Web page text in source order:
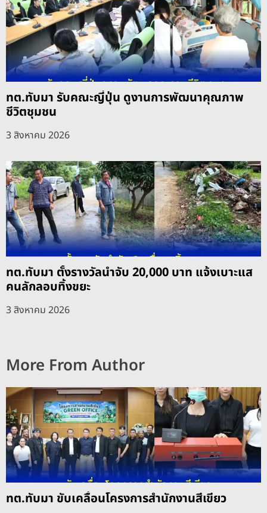
ทต.ทับมา รับคณะญี่ปุ่น ดูงานการพัฒนาคุณภาพ
ชีวิตชุมชน
3 สิงหาคม 2026
ทต.ทับมา ตั้งรางวัลนำจับ 20,000 บาท แจ้งเบาะแส
คนลักลอบทิ้งขยะ
3 สิงหาคม 2026
More From Author
ทต.ทับมา ขับเคลื่อนโครงการสำนักงานสีเขียว